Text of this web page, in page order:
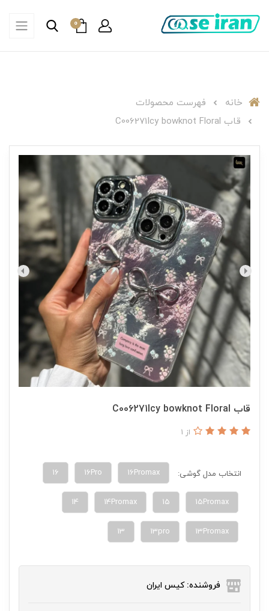
0
خانه
فهرست محصولات
قاب C006271Icy bowknot Floral
قاب C006271Icy bowknot Floral
از 1
انتخاب مدل گوشی: 16Promax
16Pro
16
15Promax
15
14Promax
14
13Promax
13pro
13
فروشنده: کیس ایران